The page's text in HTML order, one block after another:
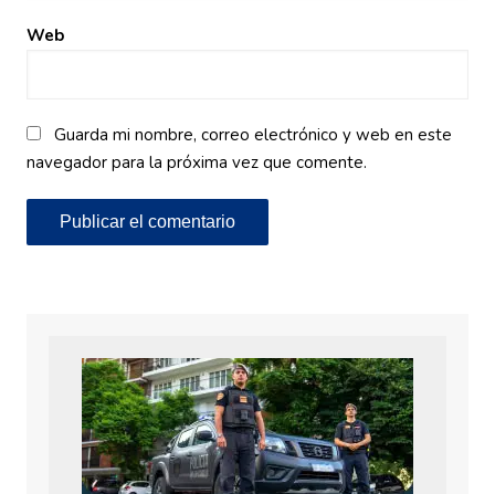
Web
Guarda mi nombre, correo electrónico y web en este
navegador para la próxima vez que comente.